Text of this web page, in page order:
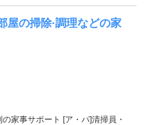
屋の掃除·調理などの家
家事サポート [ア・パ]清掃員・